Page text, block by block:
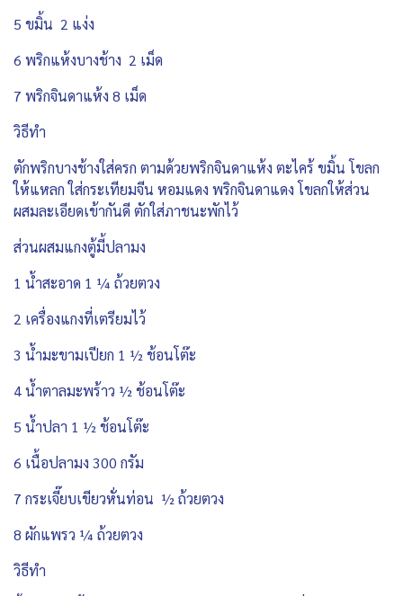
5 ขมิ้น 2 แง่ง
6 พริกแห้งบางช้าง 2 เม็ด
7 พริกจินดาแห้ง 8 เม็ด
วิธีทำ
ตักพริกบางช้างใส่ครก ตามด้วยพริกจินดาแห้ง ตะไคร้ ขมิ้น โขลก
ให้แหลก ใส่กระเทียมจีน หอมแดง พริกจินดาแดง โขลกให้ส่วน
ผสมละเอียดเข้ากันดี ตักใส่ภาชนะพักไว้
ส่วนผสมแกงตู้มี้ปลามง
1 น้ำสะอาด 1 ¼ ถ้วยตวง
2 เครื่องแกงที่เตรียมไว้
3 น้ำมะขามเปียก 1 ½ ช้อนโต๊ะ
4 น้ำตาลมะพร้าว ½ ช้อนโต๊ะ
5 น้ำปลา 1 ½ ช้อนโต๊ะ
6 เนื้อปลามง 300 กรัม
7 กระเจี๊ยบเขียวหั่นท่อน ½ ถ้วยตวง
8 ผักแพรว ¼ ถ้วยตวง
วิธีทำ